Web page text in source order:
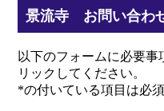
景流寺 お問い合わ
以下のフォームに必要
リックしてください。
*の付いている項目は必須